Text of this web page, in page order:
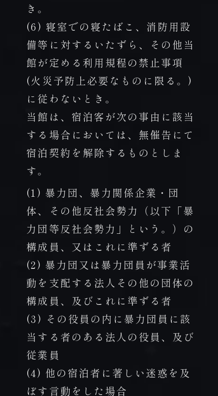
き。
(6) 寝室での寝たばこ、消防用設
備等に対するいたずら、その他当
館が定める利用規程の禁止事項
(火災予防上必要なものに限る。)
に従わないとき。
当館は、宿泊客が次の事由に該当
する場合においては、無催告にて
宿泊契約を解除するものとしま
す。
(1) 暴力団、暴力関係企業・団
体、その他反社会勢力（以下「暴
力団等反社会勢力」という。）の
構成員、又はこれに準ずる者
(2) 暴力団又は暴力団員が事業活
動を支配する法人その他の団体の
構成員、及びこれに準ずる者
(3) その役員の内に暴力団員に該
当する者のある法人の役員、及び
従業員
(4) 他の宿泊者に著しい迷惑を及
ぼす言動をした場合